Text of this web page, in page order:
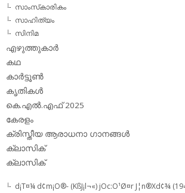
സാംസ്‌കാരികം
സാഹിത്യം
സിനിമ
എഴുത്തുകാര്‍
കഥ
കാര്‍ട്ടൂണ്‍
കൃതികള്‍
കെ.എല്‍.എഫ് 2025
കേരളം
ക്രിസ്തീയ ആരാധനാ ഗാനങ്ങള്‍
ക്ലാസിക്‌
ക്ലാസിക്
d¡T¤¼ d¢m¡O®- (KßJ¡l¬«) jOc:O¹Ø¤r J¦n®Xd¢¾